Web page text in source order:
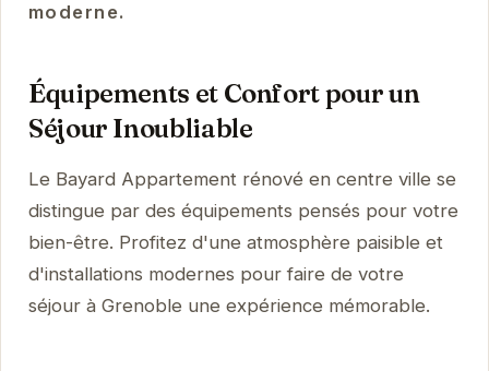
moderne.
Équipements et Confort pour un
Séjour Inoubliable
Le Bayard Appartement rénové en centre ville se
distingue par des équipements pensés pour votre
bien-être. Profitez d'une atmosphère paisible et
d'installations modernes pour faire de votre
séjour à Grenoble une expérience mémorable.